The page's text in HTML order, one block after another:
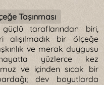
Taşınması
taraflarından biri,
alışılmadık bir ölçeğe
ve merak duygusu
hayatta yüzlerce kez
ve içinden sıcak bir
dev boyutlarda